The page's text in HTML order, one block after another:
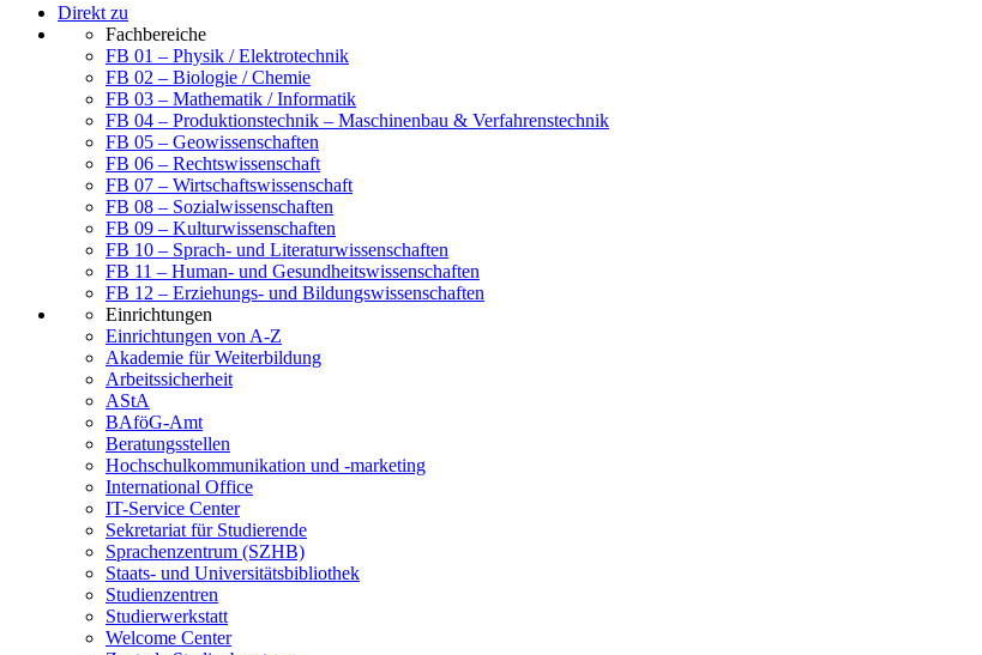
Direkt zu
Fachbereiche
FB 01 – Physik / Elektrotechnik
FB 02 – Biologie / Chemie
FB 03 – Mathematik / Informatik
FB 04 – Produktionstechnik – Maschinenbau & Verfahrenstechnik
FB 05 – Geowissenschaften
FB 06 – Rechtswissenschaft
FB 07 – Wirtschaftswissenschaft
FB 08 – Sozialwissenschaften
FB 09 – Kulturwissenschaften
FB 10 – Sprach- und Literaturwissenschaften
FB 11 – Human- und Gesundheitswissenschaften
FB 12 – Erziehungs- und Bildungswissenschaften
Einrichtungen
Einrichtungen von A-Z
Akademie für Weiterbildung
Arbeitssicherheit
AStA
BAföG-Amt
Beratungsstellen
Hochschulkommunikation und -marketing
International Office
IT-Service Center
Sekretariat für Studierende
Sprachenzentrum (SZHB)
Staats- und Universitätsbibliothek
Studienzentren
Studierwerkstatt
Welcome Center